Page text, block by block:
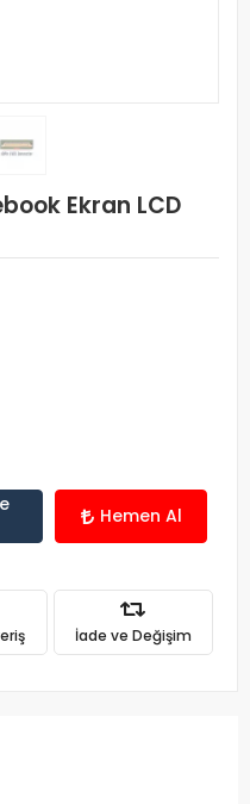
Ekran LCD
Hemen Al
İade ve Değişim